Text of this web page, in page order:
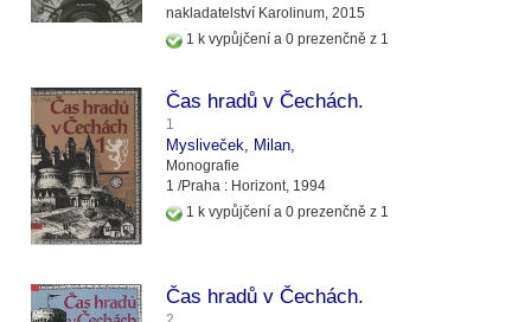
nakladatelství Karolinum, 2015
1 k vypůjčení a 0 prezenčně z 1
Čas hradů v Čechách.
1
Mysliveček, Milan,
Monografie
1 /Praha : Horizont, 1994
1 k vypůjčení a 0 prezenčně z 1
Čas hradů v Čechách.